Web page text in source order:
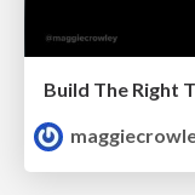
Build The Right